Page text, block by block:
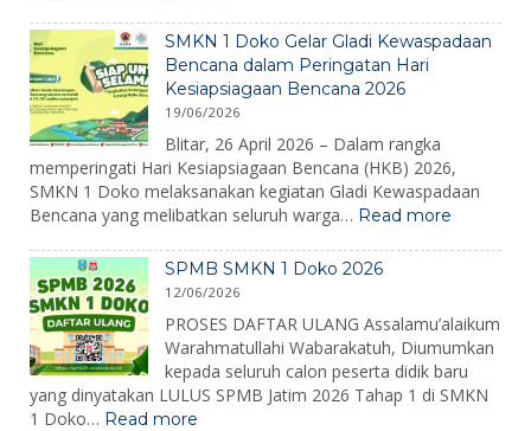
Ramah
2026:
Membangun
Karakter,
Mengenalkan
Lingkungan,
dan
Menumbuhkan
Semangat
Belajar
SMKN 1 Doko Gelar Gladi Kewaspadaan
Bencana dalam Peringatan Hari
Kesiapsiagaan Bencana 2026
19/06/2026
Blitar, 26 April 2026 – Dalam rangka
memperingati Hari Kesiapsiagaan Bencana (HKB) 2026,
SMKN 1 Doko melaksanakan kegiatan Gladi Kewaspadaan
Bencana yang melibatkan seluruh warga… Read more
1
Gladi
dalam
SPMB SMKN 1 Doko 2026
12/06/2026
PROSES DAFTAR ULANG Assalamu’alaikum
Warahmatullahi Wabarakatuh, Diumumkan
kepada seluruh calon peserta didik baru
yang dinyatakan LULUS SPMB Jatim 2026 Tahap 1 di SMKN
1 Doko… Read more